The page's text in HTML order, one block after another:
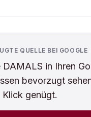
QUELLE BEI GOOGLE
DAMALS in Ihren
bevorzugt
Klick genügt.